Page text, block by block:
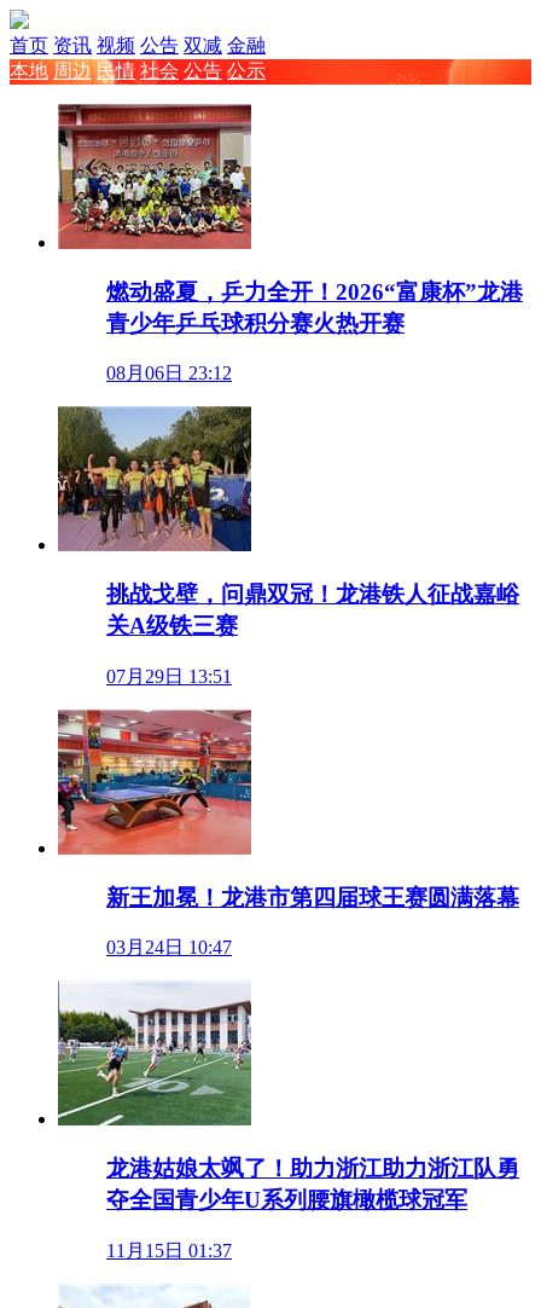
首页 资讯 视频 公告 双减 金融
本地 周边 民情 社会 公告 公示
燃动盛夏，乒力全开！2026“富康杯”龙港
青少年乒乓球积分赛火热开赛
08月06日 23:12
挑战戈壁，问鼎双冠！龙港铁人征战嘉峪
关A级铁三赛
07月29日 13:51
新王加冕！龙港市第四届球王赛圆满落幕
03月24日 10:47
龙港姑娘太飒了！助力浙江助力浙江队勇
夺全国青少年U系列腰旗橄榄球冠军
11月15日 01:37